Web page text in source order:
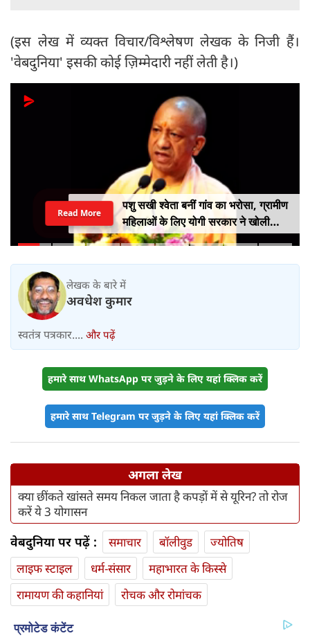
(इस लेख में व्यक्त विचार/विश्लेषण लेखक के निजी हैं।
'वेबदुनिया' इसकी कोई ज़िम्मेदारी नहीं लेती है।)
पशु सखी श्वेता बनीं गांव का भरोसा, ग्रामीण
महिलाओं के लिए योगी सरकार ने खोली
आत्मनिर्भरता की राह
Read More
लेखक के बारे में
अवधेश कुमार
स्वतंत्र पत्रकार.... और पढ़ें
हमारे साथ WhatsApp पर जुड़ने के लिए यहां क्लिक करें
हमारे साथ Telegram पर जुड़ने के लिए यहां क्लिक करें
अगला लेख
क्या छींकते खांसते समय निकल जाता है कपड़ों में से यूरिन? तो रोज
करें ये 3 योगासन
वेबदुनिया पर पढ़ें : समाचार बॉलीवुड
ज्योतिष
लाइफ स्‍टाइल
धर्म-संसार
महाभारत के किस्से
रामायण की कहानियां
रोचक और रोमांचक